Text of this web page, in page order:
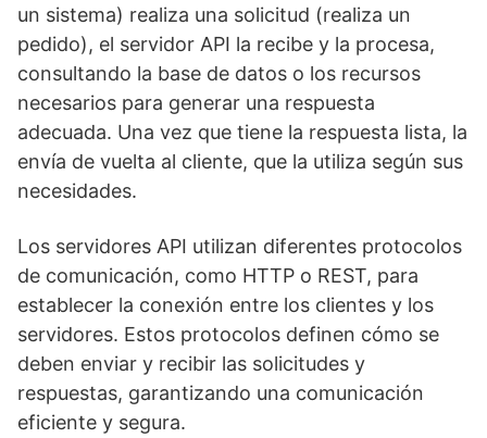
un sistema) realiza una solicitud (realiza un
pedido), el servidor API la recibe y la procesa,
consultando la base de datos o los recursos
necesarios para generar una respuesta
adecuada. Una vez que tiene la respuesta lista, la
envía de vuelta al cliente, que la utiliza según sus
necesidades.
Los servidores API utilizan diferentes protocolos
de comunicación, como HTTP o REST, para
establecer la conexión entre los clientes y los
servidores. Estos protocolos definen cómo se
deben enviar y recibir las solicitudes y
respuestas, garantizando una comunicación
eficiente y segura.